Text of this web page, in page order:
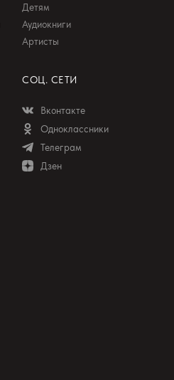
Детям
Аудиокниги
Артисты
СОЦ. СЕТИ
Вконтакте
Одноклассники
Телеграм
Дзен